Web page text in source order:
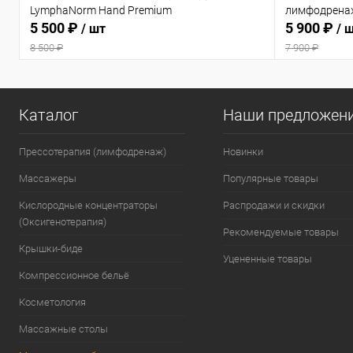
LymphaNorm Hand Premium
5 500 ₽ / шт
8 500 ₽
5 900 ₽ /
7 900 ₽
Каталог
Прессотерапия (лимфодренаж)
Массажеры
Кислородные концентраторы
(Оксигенотерапия)
Крышки-биде
Компрессионное бельё
Косметология
Массажные столы
Наши
Новинки
Популярные товары
Распродажи и скидки
Рекомендуемые товары
Уцененные товары